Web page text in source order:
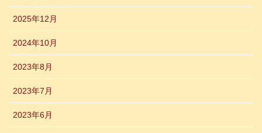
2025年12月
2024年10月
2023年8月
2023年7月
2023年6月